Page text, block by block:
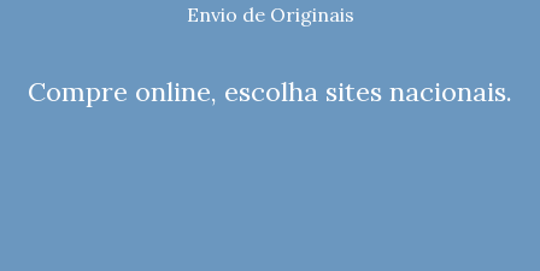
Envio de Originais
Compre online, escolha sites nacionais.